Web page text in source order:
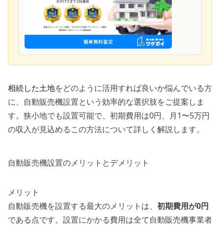
相続した土地をどのように活用すれば良いか悩んでいる方
に、自動販売機設置という効率的な選択肢をご提案しま
す。狭小地でも設置可能で、初期費用は0円、月1〜5万円
の収入が見込めるこの方法について詳しく解説します。
自動販売機設置のメリットとデメリット
メリット
自動販売機を設置する最大のメリットは、 初期費用が0円
である点です。設置にかかる費用は全て自動販売機事業者